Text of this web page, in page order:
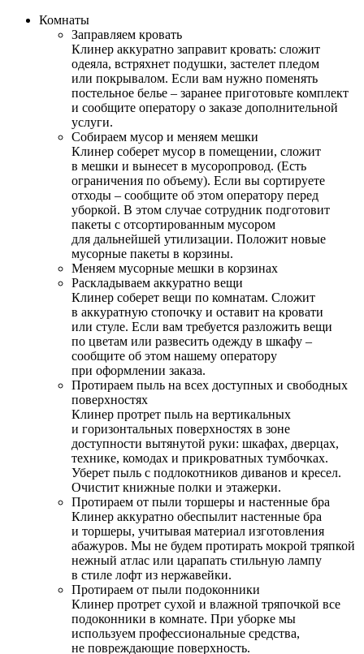
Комнаты
Заправляем кровать
Клинер аккуратно заправит кровать: сложит
одеяла, встряхнет подушки, застелет пледом
или покрывалом. Если вам нужно поменять
постельное белье – заранее приготовьте комплект
и сообщите оператору о заказе дополнительной
услуги.
Собираем мусор и меняем мешки
Клинер соберет мусор в помещении, сложит
в мешки и вынесет в мусоропровод. (Есть
ограничения по объему). Если вы сортируете
отходы – сообщите об этом оператору перед
уборкой. В этом случае сотрудник подготовит
пакеты с отсортированным мусором
для дальнейшей утилизации. Положит новые
мусорные пакеты в корзины.
Меняем мусорные мешки в корзинах
Раскладываем аккуратно вещи
Клинер соберет вещи по комнатам. Сложит
в аккуратную стопочку и оставит на кровати
или стуле. Если вам требуется разложить вещи
по цветам или развесить одежду в шкафу –
сообщите об этом нашему оператору
при оформлении заказа.
Протираем пыль на всех доступных и свободных
поверхностях
Клинер протрет пыль на вертикальных
и горизонтальных поверхностях в зоне
доступности вытянутой руки: шкафах, дверцах,
технике, комодах и прикроватных тумбочках.
Уберет пыль с подлокотников диванов и кресел.
Очистит книжные полки и этажерки.
Протираем от пыли торшеры и настенные бра
Клинер аккуратно обеспылит настенные бра
и торшеры, учитывая материал изготовления
абажуров. Мы не будем протирать мокрой тряпкой
нежный атлас или царапать стильную лампу
в стиле лофт из нержавейки.
Протираем от пыли подоконники
Клинер протрет сухой и влажной тряпочкой все
подоконники в комнате. При уборке мы
используем профессиональные средства,
не повреждающие поверхность.